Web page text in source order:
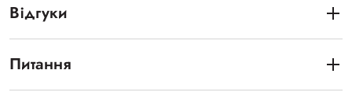
Відгуки
Питання